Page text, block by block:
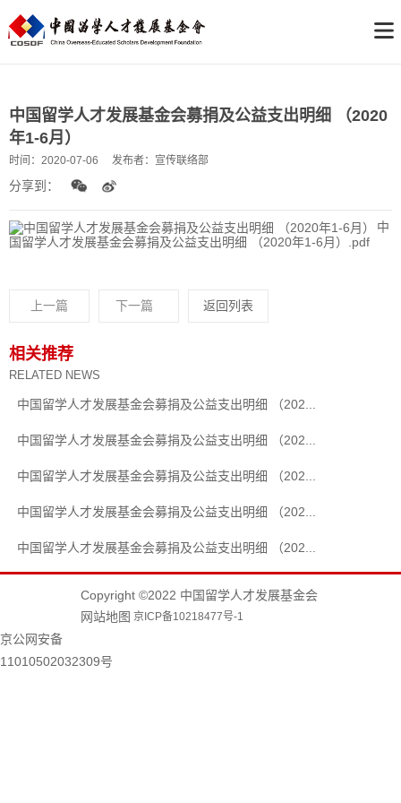
中国留学人才发展基金会募捐及公益支出明细 （2020
年1-6月）
时间： 2020-07-06 发布者： 宣传联络部
分享到：
中
国留学人才发展基金会募捐及公益支出明细 （2020年1-6月）.pdf
上一篇 下一篇 返回列表
相关推荐
RELATED NEWS
中国留学人才发展基金会募捐及公益支出明细 （202...
中国留学人才发展基金会募捐及公益支出明细 （202...
中国留学人才发展基金会募捐及公益支出明细 （202...
中国留学人才发展基金会募捐及公益支出明细 （202...
中国留学人才发展基金会募捐及公益支出明细 （202...
Copyright ©2022 中国留学人才发展基金会
网站地图 京ICP备10218477号-1
京公网安备
11010502032309号